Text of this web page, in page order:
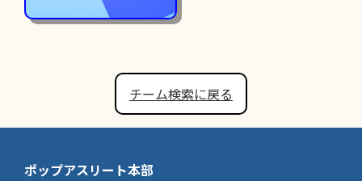
チーム検索に戻る
ポップアスリート本部